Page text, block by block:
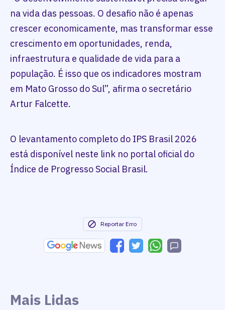
na vida das pessoas. O desafio não é apenas
crescer economicamente, mas transformar esse
crescimento em oportunidades, renda,
infraestrutura e qualidade de vida para a
população. É isso que os indicadores mostram
em Mato Grosso do Sul”, afirma o secretário
Artur Falcette.
O levantamento completo do IPS Brasil 2026
está disponível neste link no portal oficial do
Índice de Progresso Social Brasil.
Reportar Erro
Mais Lidas